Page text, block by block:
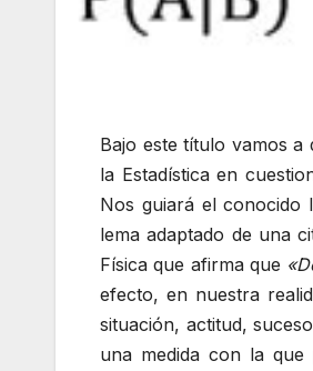
Bajo este título vamos
la Estadística en
Nos guiará el conocido
lema adaptado de una
Física que afirma que
efecto, en nuestra
situación, actitud,
una medida con la que